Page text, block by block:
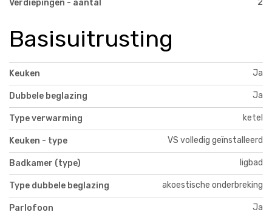
Verdiepingen - aantal 2
Basisuitrusting
Keuken Ja
Dubbele beglazing Ja
Type verwarming ketel
Keuken - type VS volledig geïnstalleerd
Badkamer (type) ligbad
Type dubbele beglazing akoestische onderbreking
Parlofoon Ja